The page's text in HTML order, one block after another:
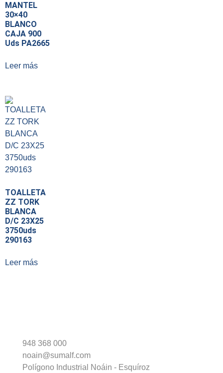
MANTEL
30×40
BLANCO
CAJA 900
Uds PA2665
Leer más
TOALLETA
ZZ TORK
BLANCA
D/C 23X25
3750uds
290163
Leer más
948 368 000
noain@sumalf.com
Polígono Industrial Noáin - Esquíroz